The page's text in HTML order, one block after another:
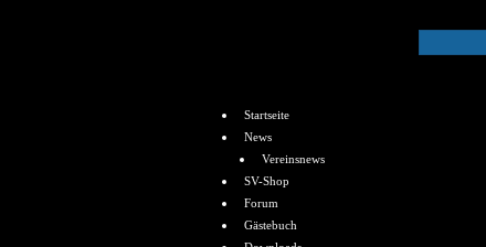
Startseite
News
Vereinsnews
SV-Shop
Forum
Gästebuch